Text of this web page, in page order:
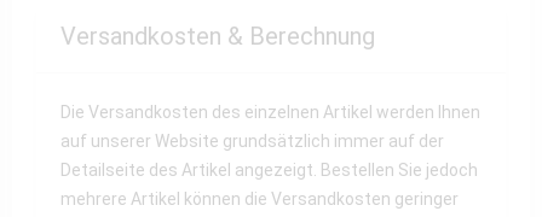
Versandkosten & Berechnung
Die Versandkosten des einzelnen Artikel werden Ihnen
auf unserer Website grundsätzlich immer auf der
Detailseite des Artikel angezeigt. Bestellen Sie jedoch
mehrere Artikel können die Versandkosten geringer